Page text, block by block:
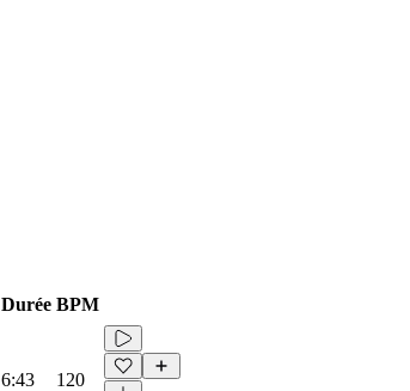
Durée BPM
6:43 120